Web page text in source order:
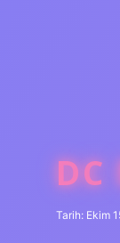
DC
Tarih: Ekim